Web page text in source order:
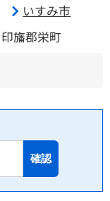
いすみ市
印旛郡栄町
確認